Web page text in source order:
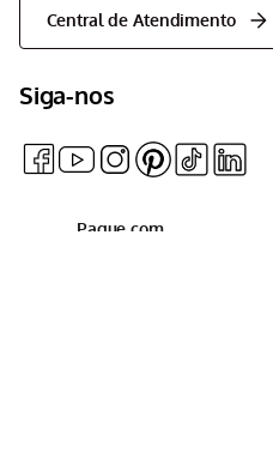
Central de Atendimento
Siga-nos
Pague com